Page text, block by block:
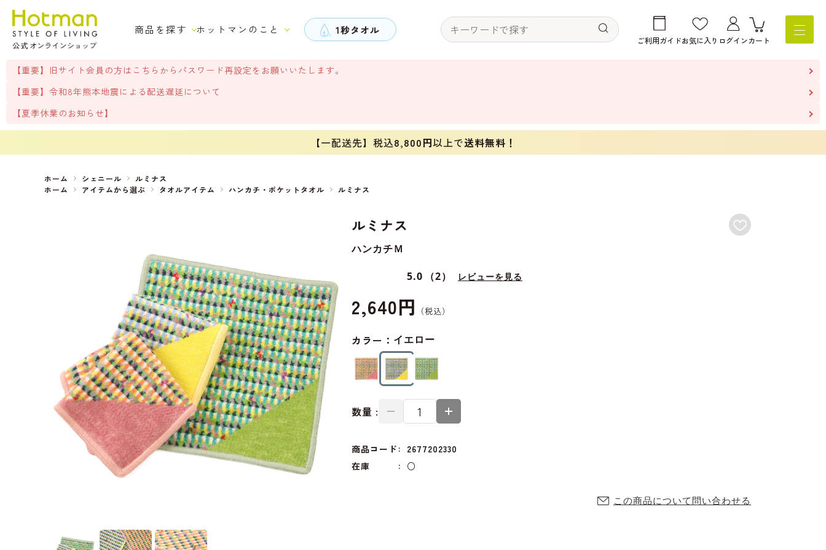
商品を探す ホットマンのこと 1秒タオル
ご利用ガイドお気に入り ログインカート
【重要】旧サイト会員の方はこちらからパスワード再設定をお願いいたします。
【重要】令和8年熊本地震による配送遅延について
【夏季休業のお知らせ】
【一配送先】税込8,800円以上で送料無料！
ホーム シェニール
ルミナス
ホーム
アイテムから選ぶ タオルアイテム ハンカチ・ポケットタオル ルミナス
ルミナス
ハンカチＭ
5.0 （2） レビューを見る
2,640円
カラー： イエロー
数量 :
商品コード
2677202330
在庫
○
この商品について問い合わせる